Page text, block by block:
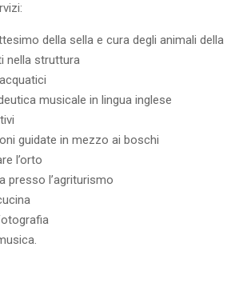
della sella e cura degli animali della
nella struttura
musicale in lingua inglese
guidate in mezzo ai boschi
l’orto
presso l’agriturismo